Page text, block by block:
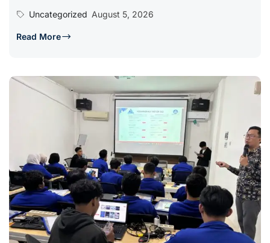
Uncategorized August 5, 2026
Read More